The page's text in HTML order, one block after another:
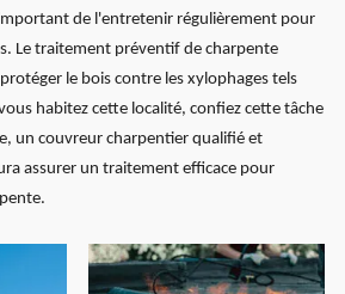
de l'entretenir régulièrement pour
Le traitement préventif de charpente
le bois contre les xylophages tels
habitez cette localité, confiez cette tâche
un couvreur charpentier qualifié et
assurer un traitement efficace pour